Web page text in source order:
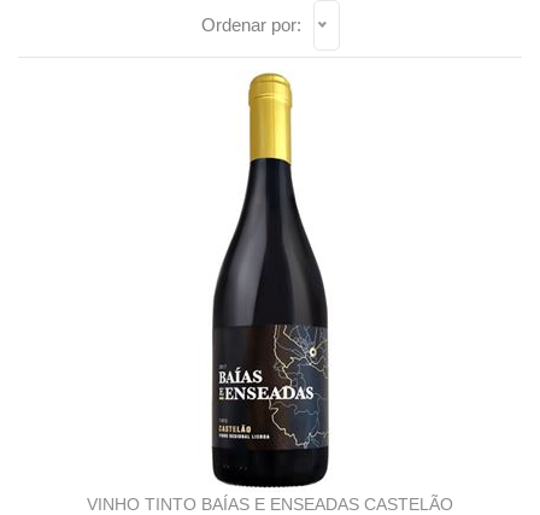
Ordenar por:
VINHO TINTO BAÍAS E ENSEADAS CASTELÃO